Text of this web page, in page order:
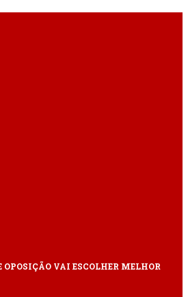
OPOSIÇÃO VAI ESCOLHER MELHOR